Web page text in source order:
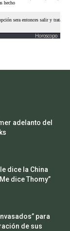
Horoscopo
adelanto del
dice la China
dice Thomy”
para
de sus